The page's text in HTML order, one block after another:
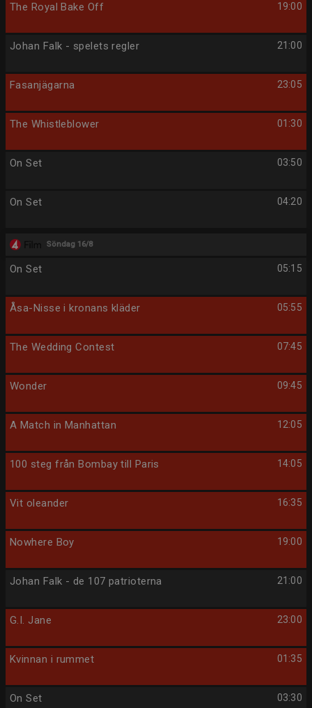
19:00
The Royal Bake Off
21:00
Johan Falk - spelets regler
23:05
Fasanjägarna
01:30
The Whistleblower
03:50
On Set
04:20
On Set
Söndag 16/8
05:15
On Set
05:55
Åsa-Nisse i kronans kläder
07:45
The Wedding Contest
09:45
Wonder
12:05
A Match in Manhattan
14:05
100 steg från Bombay till Paris
16:35
Vit oleander
19:00
Nowhere Boy
21:00
Johan Falk - de 107 patrioterna
23:00
G.I. Jane
01:35
Kvinnan i rummet
03:30
On Set